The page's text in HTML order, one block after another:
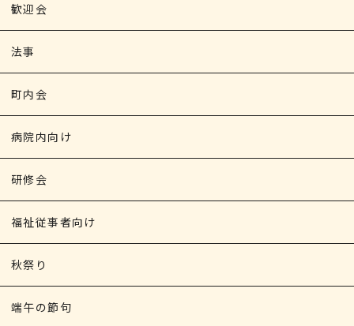
歓迎会
法事
町内会
病院内向け
研修会
福祉従事者向け
秋祭り
端午の節句